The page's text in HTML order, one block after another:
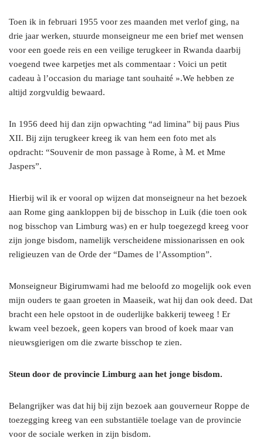
Toen ik in februari 1955 voor zes maanden met verlof ging, na
drie jaar werken, stuurde monseigneur me een brief met wensen
voor een goede reis en een veilige terugkeer in Rwanda daarbij
voegend twee karpetjes met als commentaar : Voici un petit
cadeau à l’occasion du mariage tant souhaité ».We hebben ze
altijd zorgvuldig bewaard.
In 1956 deed hij dan zijn opwachting “ad limina” bij paus Pius
XII. Bij zijn terugkeer kreeg ik van hem een foto met als
opdracht: “Souvenir de mon passage à Rome, à M. et Mme
Jaspers”.
Hierbij wil ik er vooral op wijzen dat monseigneur na het bezoek
aan Rome ging aankloppen bij de bisschop in Luik (die toen ook
nog bisschop van Limburg was) en er hulp toegezegd kreeg voor
zijn jonge bisdom, namelijk verscheidene missionarissen en ook
religieuzen van de Orde der “Dames de l’Assomption”.
Monseigneur Bigirumwami had me beloofd zo mogelijk ook even
mijn ouders te gaan groeten in Maaseik, wat hij dan ook deed. Dat
bracht een hele opstoot in de ouderlijke bakkerij teweeg ! Er
kwam veel bezoek, geen kopers van brood of koek maar van
nieuwsgierigen om die zwarte bisschop te zien.
Steun door de provincie Limburg aan het jonge bisdom.
Belangrijker was dat hij bij zijn bezoek aan gouverneur Roppe de
toezegging kreeg van een substantiële toelage van de provincie
voor de sociale werken in zijn bisdom.